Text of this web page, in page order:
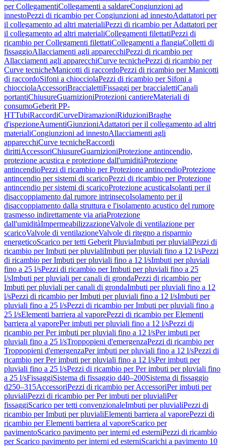
per CollegamentiCollegamenti a saldareCongiunzioni ad
innestoPezzi di ricambio per Congiunzioni ad innestoAdattatori per
il collegamento ad altri materialiPezzi di ricambio per Adattatori per
il collegamento ad altri materialiCollegamenti filettatiPezzi di
ricambio per Collegamenti filettatiCollegamenti a flangiaColletti di
fissaggioAllacciamenti agli apparecchiPezzi di ricambio per
Allacciamenti agli apparecchiCurve tecnichePezzi di ricambio per
Curve tecnicheManicotti di raccordoPezzi di ricambio per Manicotti
di raccordoSifoni a chiocciolaPezzi di ricambio per Sifoni a
chiocciolaAccessoriBraccialettiFissaggi per braccialettiCanali
portantiChiusureGuarnizioniProtezioni cantiereMateriali di
consumoGeberit PP-
HTTubiRaccordiCurveDiramazioniRiduzioniBraghe
d'ispezioneAumentiGiunzioniAdattatori per il collegamento ad altri
materialiCongiunzioni ad innestoAllacciamenti agli
apparecchiCurve tecnicheRaccordi
dirittiAccessoriChiusureGuarnizioniProtezione antincendio,
protezione acustica e protezione dall'umiditàProtezione
antincendioPezzi di ricambio per Protezione antincendioProtezione
antincendio per sistemi di scaricoPezzi di ricambio per Protezione
antincendio per sistemi di scaricoProtezione acusticaIsolanti per il
disaccoppiamento dal rumore intrinsecoIsolamento per il
disaccoppiamento dalla struttura e l'isolamento acustico del rumore
trasmesso indirettamente via ariaProtezione
dall'umiditàImpermeabilizzazioneValvole di ventilazione per
scaricoValvole di ventilazioneValvole di ritegno a risparmio
energeticoScarico per tetti Geberit PluviaImbuti per pluvialiPezzi di
ricambio per Imbuti per pluvialiImbuti per pluviali fino a 12 l/sPezzi
di ricambio per Imbuti per pluviali fino a 12 l/sImbuti per pluviali
fino a 25 l/sPezzi di ricambio per Imbuti per pluviali fino a 25
l/sImbuti per pluviali per canali di grondaPezzi di ricambio per
Imbuti per pluviali per canali di grondaImbuti per pluviali fino a 12
l/sPezzi di ricambio per Imbuti per pluviali fino a 12 l/sImbuti per
pluviali fino a 25 l/sPezzi di ricambio per Imbuti per pluviali fino a
25 l/sElementi barriera al vaporePezzi di ricambio per Elementi
barriera al vaporePer imbuti per pluviali fino a 12 l/sPezzi di
ricambio per Per imbuti per pluviali fino a 12 l/sPer imbuti per
pluviali fino a 25 l/sTroppopieni d'emergenzaPezzi di ricambio per
Troppopieni d'emergenzaPer imbuti per pluviali fino a 12 l/sPezzi di
ricambio per Per imbuti per pluviali fino a 12 l/sPer imbuti per
pluviali fino a 25 l/sPezzi di ricambio per Per imbuti per pluviali fino
a 25 l/sFissaggiSistema di fissaggio d40–200Sistema di fissaggio
d250–315AccessoriPezzi di ricambio per AccessoriPer imbuti per
pluvialiPezzi di ricambio per Per imbuti per pluvialiPer
fissaggiScarico per tetti convenzionaleImbuti per pluvialiPezzi di
ricambio per Imbuti per pluvialiElementi barriera al vaporePezzi di
ricambio per Elementi barriera al vaporeScarico per
pavimentoScarico pavimento per interni ed esterniPezzi di ricambio
per Scarico pavimento per interni ed esterniScarichi a pavimento 10